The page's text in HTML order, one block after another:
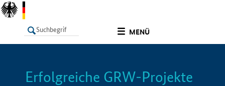
MENÜ
LISTE Info
Erfolgreiche GRW-Projekte